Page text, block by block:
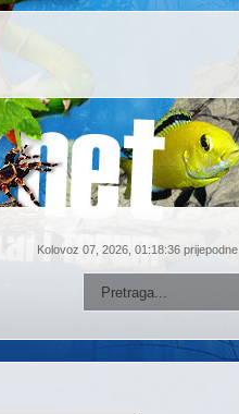
Kolovoz 07, 2026, 01:18:36 prijepodne